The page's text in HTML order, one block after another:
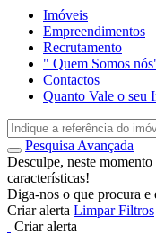
Imóveis
Empreendimentos
Recrutamento
" Quem Somos
Contactos
Quanto Vale o seu
Pesquisa Avançada
Desculpe, neste
características!
Diga-nos o que procura e
Criar alerta Limpar Filtros
Criar alerta